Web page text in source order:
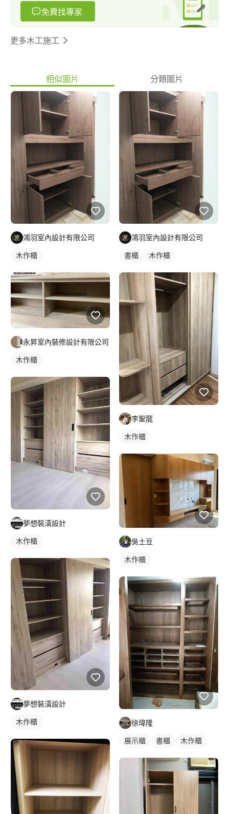
免費找專家
更多木工施工
相似圖片 分類圖片
鴻羽室內設計有限公司
木作櫃
永昇室內裝修設計有限公司
木作櫃
夢想裝潢設計
木作櫃
夢想裝潢設計
木作櫃
鴻羽室內設計有限公司
書櫃 木作櫃
李聖龍
木作櫃
吳土豆
木作櫃
徐瑋隆
展示櫃 書櫃 木作櫃